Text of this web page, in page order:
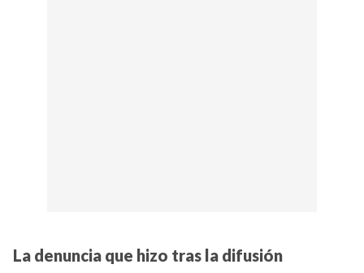
La denuncia que hizo tras la difusión